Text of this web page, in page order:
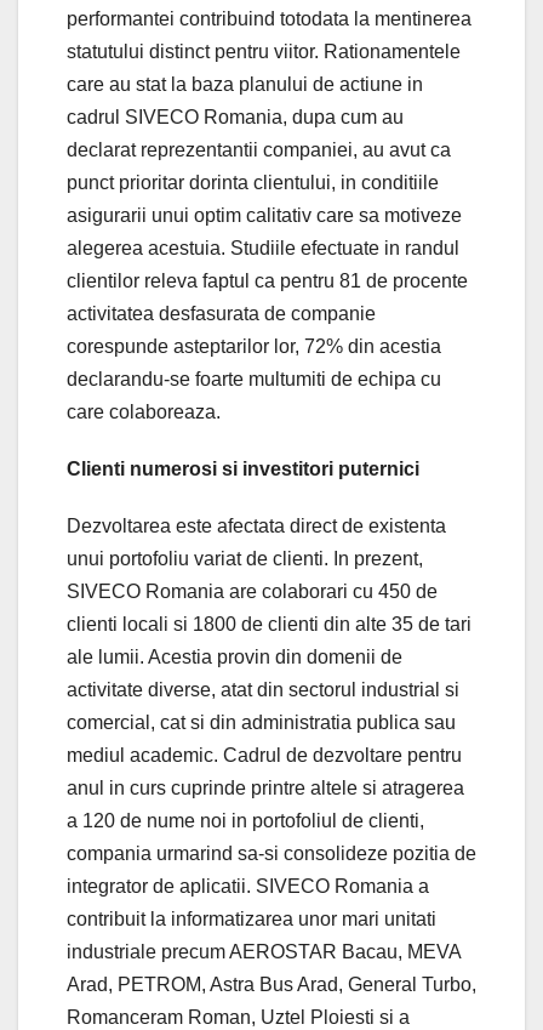
performantei contribuind totodata la mentinerea
statutului distinct pentru viitor. Rationamentele
care au stat la baza planului de actiune in
cadrul SIVECO Romania, dupa cum au
declarat reprezentantii companiei, au avut ca
punct prioritar dorinta clientului, in conditiile
asigurarii unui optim calitativ care sa motiveze
alegerea acestuia. Studiile efectuate in randul
clientilor releva faptul ca pentru 81 de procente
activitatea desfasurata de companie
corespunde asteptarilor lor, 72% din acestia
declarandu-se foarte multumiti de echipa cu
care colaboreaza.
Clienti numerosi si investitori puternici
Dezvoltarea este afectata direct de existenta
unui portofoliu variat de clienti. In prezent,
SIVECO Romania are colaborari cu 450 de
clienti locali si 1800 de clienti din alte 35 de tari
ale lumii. Acestia provin din domenii de
activitate diverse, atat din sectorul industrial si
comercial, cat si din administratia publica sau
mediul academic. Cadrul de dezvoltare pentru
anul in curs cuprinde printre altele si atragerea
a 120 de nume noi in portofoliul de clienti,
compania urmarind sa-si consolideze pozitia de
integrator de aplicatii. SIVECO Romania a
contribuit la informatizarea unor mari unitati
industriale precum AEROSTAR Bacau, MEVA
Arad, PETROM, Astra Bus Arad, General Turbo,
Romanceram Roman, Uztel Ploiesti si a